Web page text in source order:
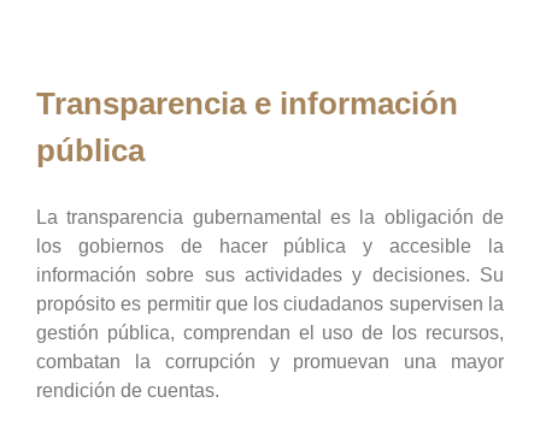
Transparencia e información
pública
La transparencia gubernamental es la obligación de
los gobiernos de hacer pública y accesible la
información sobre sus actividades y decisiones. Su
propósito es permitir que los ciudadanos supervisen la
gestión pública, comprendan el uso de los recursos,
combatan la corrupción y promuevan una mayor
rendición de cuentas.